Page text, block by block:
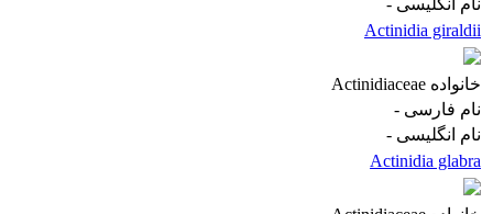
نام انگلیسی -
Actinidia giraldii
خانواده Actinidiaceae
نام فارسی -
نام انگلیسی -
Actinidia glabra